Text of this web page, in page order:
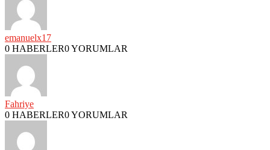
emanuelx17
0 HABERLER0 YORUMLAR
Fahriye
0 HABERLER0 YORUMLAR